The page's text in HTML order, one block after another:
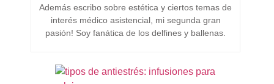
Además escribo sobre estética y ciertos temas de
interés médico asistencial, mi segunda gran
pasión! Soy fanática de los delfines y ballenas.